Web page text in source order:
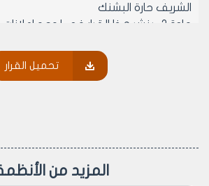
الشريف حارة البشنك
مادة 2- ينشر هذا القرار في لوحه
رئيس المكتب التنفيذي
تحميل القرار
المزيد من